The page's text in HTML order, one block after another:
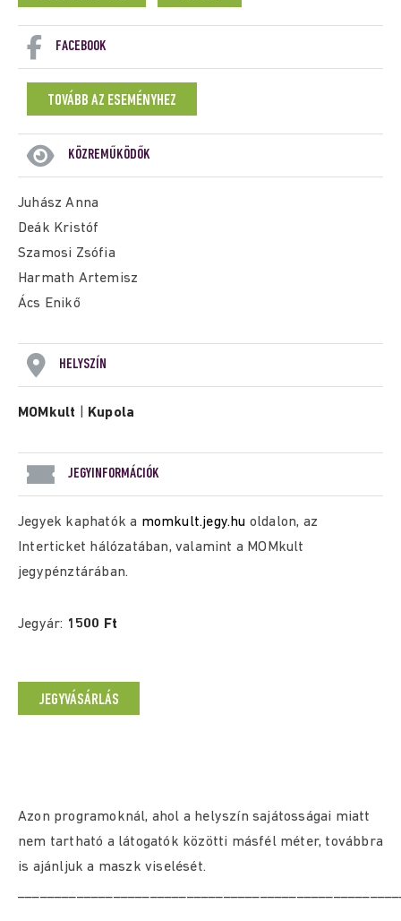
FACEBOOK
TOVÁBB AZ ESEMÉNYHEZ
KÖZREMŰKÖDŐK
Juhász Anna
Deák Kristóf
Szamosi Zsófia
Harmath Artemisz
Ács Enikő
HELYSZÍN
MOMkult Kupola
JEGYINFORMÁCIÓK
Jegyek kaphatók a momkult.jegy.hu oldalon, az
Interticket hálózatában, valamint a MOMkult
jegypénztárában.
Jegyár: 1500 Ft
JEGYVÁSÁRLÁS
Azon programoknál, ahol a helyszín sajátosságai miatt
nem tartható a látogatók közötti másfél méter, továbbra
is ajánljuk a maszk viselését.